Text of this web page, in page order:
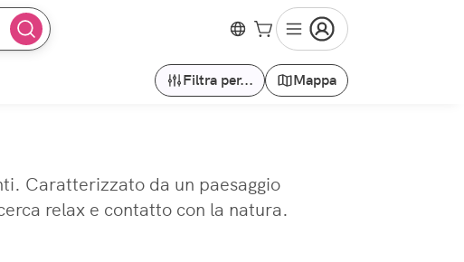
Filtra per... Mappa
Caratterizzato da un paesaggio
relax e contatto con la natura.